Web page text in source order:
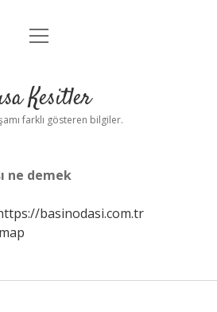
Anasayfa
Yasal Uyarı
menüyü
Kesitler
farklı gösteren bilgiler.
ne demek
basinodasi.com.tr